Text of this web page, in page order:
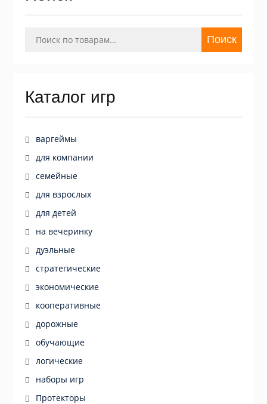
Поиск
Каталог игр
варгеймы
для компании
семейные
для взрослых
для детей
на вечеринку
дуэльные
стратегические
экономические
кооперативные
дорожные
обучающие
логические
наборы игр
Протекторы